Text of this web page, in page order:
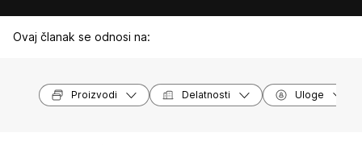
Ovaj članak se odnosi na:
Proizvodi Delatnosti Uloge